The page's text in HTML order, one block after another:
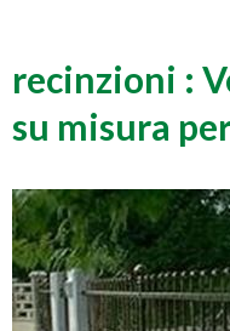
recinzioni :
su misura